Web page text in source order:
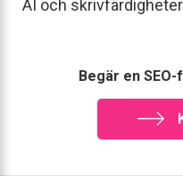
AI och
Begär en